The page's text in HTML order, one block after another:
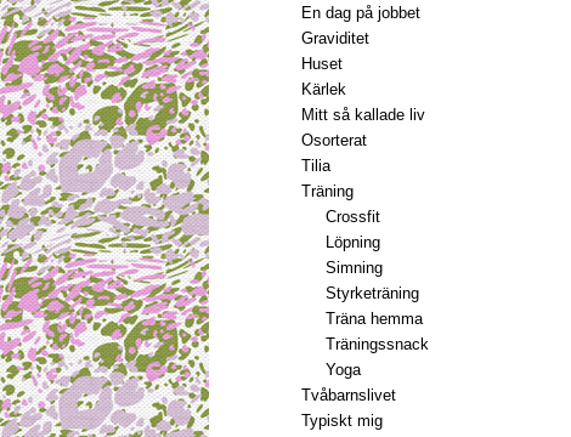
En dag på jobbet
Graviditet
Huset
Kärlek
Mitt så kallade liv
Osorterat
Tilia
Träning
Crossfit
Löpning
Simning
Styrketräning
Träna hemma
Träningssnack
Yoga
Tvåbarnslivet
Typiskt mig